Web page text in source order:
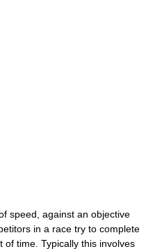
speed, against an objective
in a race try to complete
time. Typically this involves